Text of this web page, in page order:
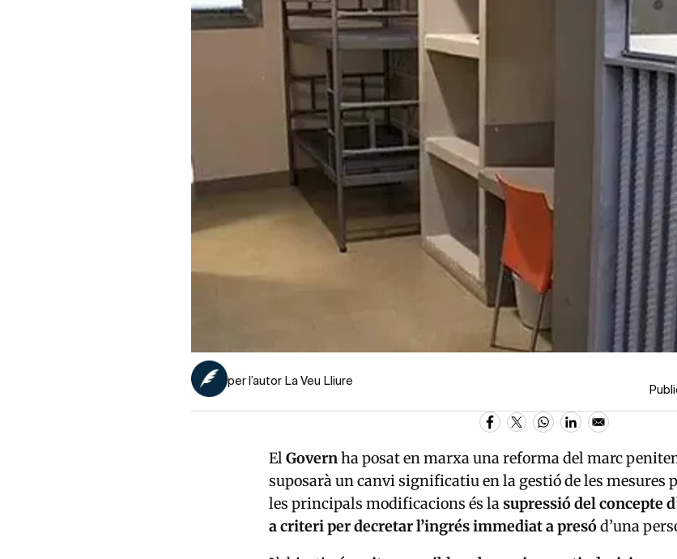
per l’autor La Veu Lliure
El Govern ha posat en marxa una reforma del marc
suposarà un canvi significatiu en la gestió de les mesures
les principals modificacions és la supressió del concepte
a criteri per decretar l’ingrés immediat a presód’una